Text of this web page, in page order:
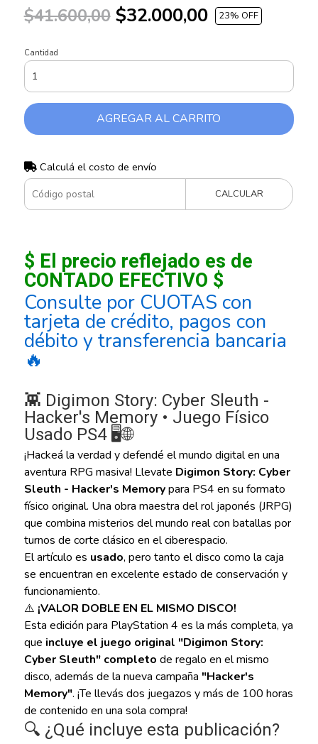
$41.600,00$32.000,00 23% OFF
Cantidad
AGREGAR AL CARRITO
Calculá el costo de envío
CALCULAR
$ El precio reflejado es de
CONTADO EFECTIVO $
Consulte por CUOTAS con
tarjeta de crédito, pagos con
débito y transferencia bancaria
🔥
👾 Digimon Story: Cyber Sleuth -
Hacker's Memory • Juego Físico
Usado PS4 🖥️🌐
¡Hackeá la verdad y defendé el mundo digital en una
aventura RPG masiva! Llevate Digimon Story: Cyber
Sleuth - Hacker's Memorypara PS4 en su formato
físico original. Una obra maestra del rol japonés (JRPG)
que combina misterios del mundo real con batallas por
turnos de corte clásico en el ciberespacio.
El artículo es usado, pero tanto el disco como la caja
se encuentran en excelente estado de conservación y
funcionamiento.
⚠️ ¡VALOR DOBLE EN EL MISMO DISCO!
Esta edición para PlayStation 4 es la más completa, ya
que incluye el juego original "Digimon Story:
Cyber Sleuth" completo de regalo en el mismo
disco, además de la nueva campaña "Hacker's
Memory". ¡Te llevás dos juegazos y más de 100 horas
de contenido en una sola compra!
🔍 ¿Qué incluye esta publicación?